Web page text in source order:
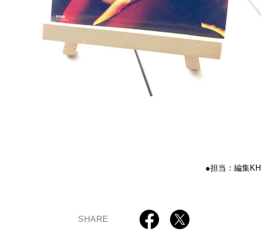
●担当：編集KH
SHARE